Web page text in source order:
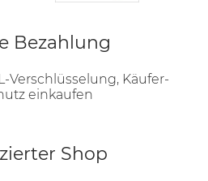
Bezahlung
Verschlüsselung, Käufer-
einkaufen
Shop